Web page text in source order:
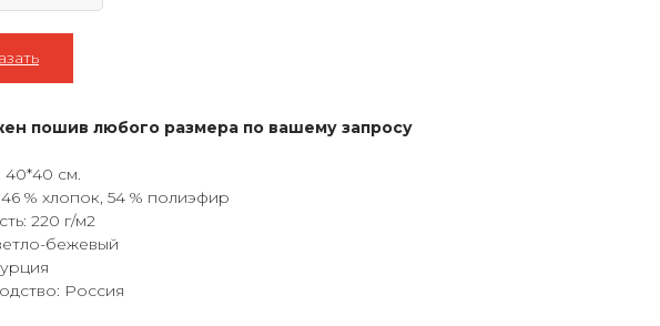
пошив любого размера по вашему запросу
40*40 см.
% хлопок, 54 % полиэфир
220 г/м2
бежевый
Россия